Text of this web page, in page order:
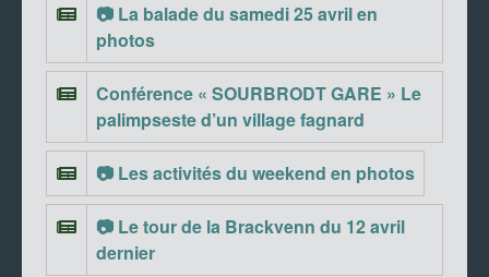
📷 La balade du samedi 25 avril en
photos
Conférence « SOURBRODT GARE » Le
palimpseste d’un village fagnard
📷 Les activités du weekend en photos
📷 Le tour de la Brackvenn du 12 avril
dernier